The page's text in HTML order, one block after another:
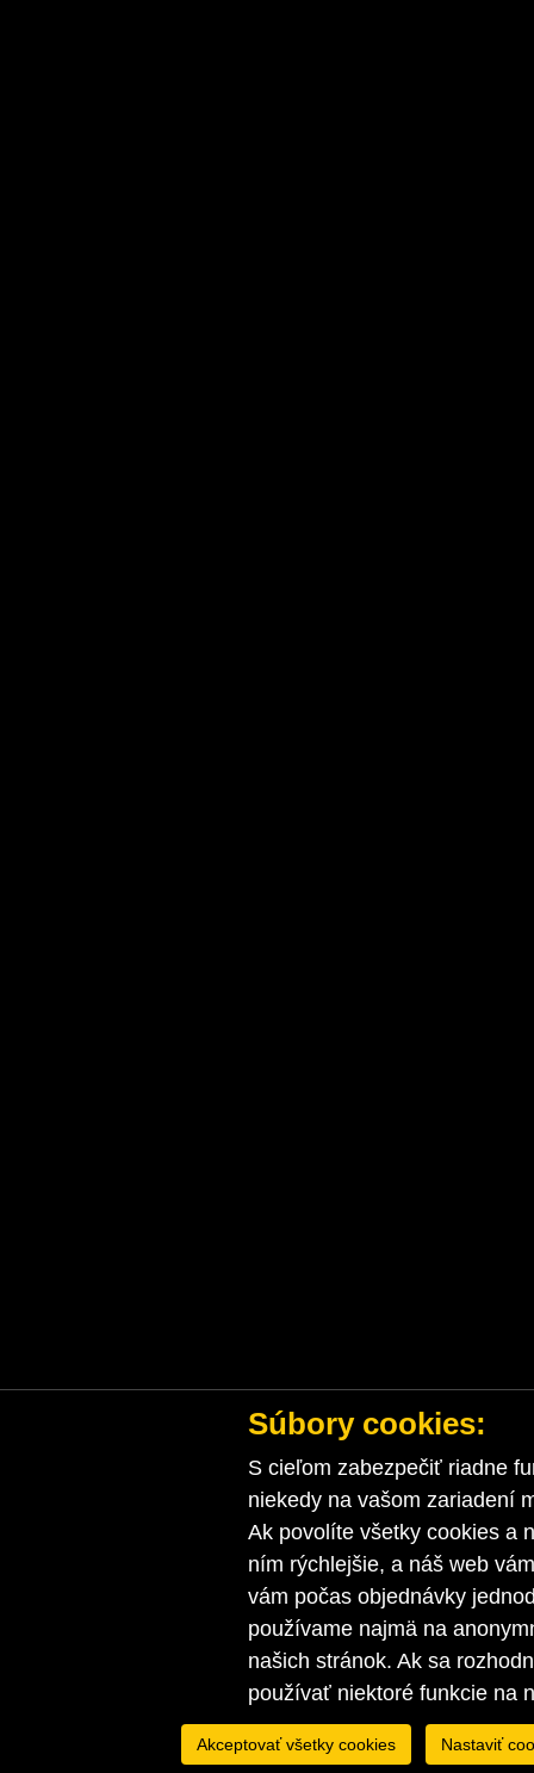
Súbory cookies:
S cieľom zabezpečiť riadne
niekedy na vašom zariadení
Ak povolíte všetky cookies a
ním rýchlejšie, a náš web
vám počas objednávky
používame najmä na
našich stránok. Ak sa
používať niektoré funkcie na
Akceptovať všetky cookies Nastaviť